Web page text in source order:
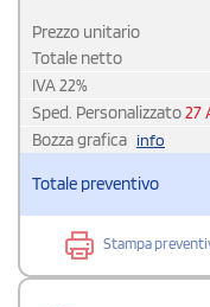
Prezzo unitario
Totale netto
IVA22%
Sped. Personalizzato27
Bozza grafica info
Totale preventivo
Stampa